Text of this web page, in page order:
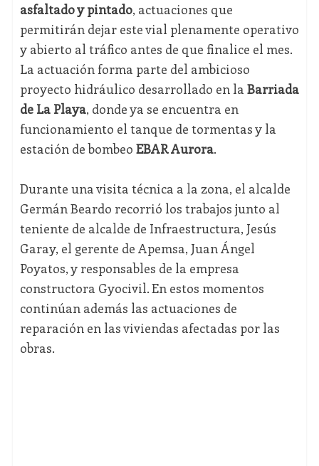
asfaltado y pintado, actuaciones que
permitirán dejar este vial plenamente operativo
y abierto al tráfico antes de que finalice el mes.
La actuación forma parte del ambicioso
proyecto hidráulico desarrollado en la Barriada
de La Playa, donde ya se encuentra en
funcionamiento el tanque de tormentas y la
estación de bombeo EBAR Aurora.
Durante una visita técnica a la zona, el alcalde
Germán Beardo recorrió los trabajos junto al
teniente de alcalde de Infraestructura, Jesús
Garay, el gerente de Apemsa, Juan Ángel
Poyatos, y responsables de la empresa
constructora Gyocivil. En estos momentos
continúan además las actuaciones de
reparación en las viviendas afectadas por las
obras.